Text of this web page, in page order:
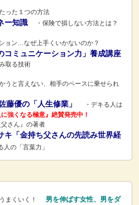
った１つの方法
ー知識 ・保険で損しない方法とは？
ョン…なぜ上手くいかないのか？
コミュニケーション力」養成講座
取る技術
うと言えない、相手のペースに乗せられ
藤優の「人生修業」
・デキる人は
に強くなる極意』絶賛発売中！
さん』の著者
キ「金持ち父さんの先読み世界経
人の「言葉力」
まくいく！
男を伸ばす女性、男をダ